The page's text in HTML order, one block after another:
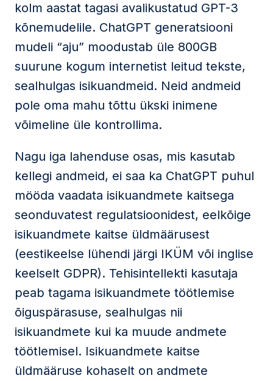
kolm aastat tagasi avalikustatud GPT-3
kõnemudelile. ChatGPT generatsiooni
mudeli “aju” moodustab üle 800GB
suurune kogum internetist leitud tekste,
sealhulgas isikuandmeid. Neid andmeid
pole oma mahu tõttu ükski inimene
võimeline üle kontrollima.
Nagu iga lahenduse osas, mis kasutab
kellegi andmeid, ei saa ka ChatGPT puhul
mööda vaadata isikuandmete kaitsega
seonduvatest regulatsioonidest, eelkõige
isikuandmete kaitse üldmäärusest
(eestikeelse lühendi järgi IKÜM või inglise
keelselt GDPR). Tehisintellekti kasutaja
peab tagama isikuandmete töötlemise
õiguspärasuse, sealhulgas nii
isikuandmete kui ka muude andmete
töötlemisel. Isikuandmete kaitse
üldmääruse kohaselt on andmete